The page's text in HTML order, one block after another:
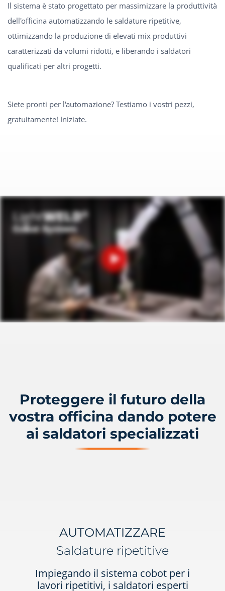
Il sistema è stato progettato per massimizzare la produttività
dell'officina automatizzando le saldature ripetitive,
ottimizzando la produzione di elevati mix produttivi
caratterizzati da volumi ridotti, e liberando i saldatori
qualificati per altri progetti.
Siete pronti per l'automazione? Testiamo i vostri pezzi,
gratuitamente! Iniziate.
Proteggere il futuro della
vostra officina dando potere
ai saldatori specializzati
AUTOMATIZZARE
Saldature ripetitive
Impiegando il sistema cobot per i
lavori ripetitivi, i saldatori esperti